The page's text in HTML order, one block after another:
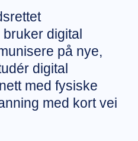
digital
på nye,
digital
med fysiske
med kort vei